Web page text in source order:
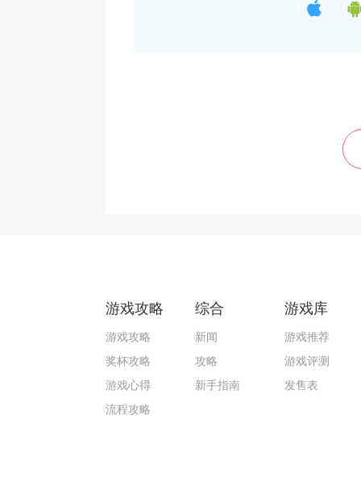
游戏攻略
游戏攻略
奖杯攻略
游戏心得
流程攻略
综合
新闻
攻略
新手指南
游戏库
游戏推荐
游戏评测
发售表